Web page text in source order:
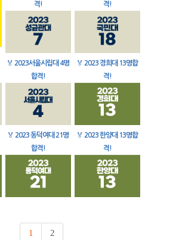
격!
격!
🏅 2023서울시립대 4명
합격!
🏅 2023 경희대 13명합
격!
🏅 2023 동덕여대 21명
합격!
🏅 2023 한양대 13명합
격!
1 2